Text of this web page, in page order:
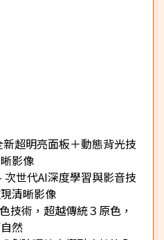
超明亮面板＋動態背光技
影像
世代AI深度學習與影音技
清晰影像
技術，超越傳統３原色，
然